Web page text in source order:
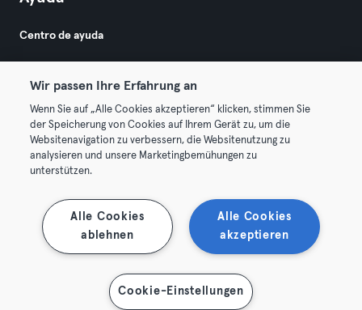
Centro de ayuda
© 2026 Urban Sports Group GmbH. All rights reserved.
Términos y condiciones
Rescindir contratos aquí Desistir de contratos aquí
Wir passen Ihre Erfahrung an
Wenn Sie auf „Alle Cookies akzeptieren“ klicken, stimmen Sie
der Speicherung von Cookies auf Ihrem Gerät zu, um die
Websitenavigation zu verbessern, die Websitenutzung zu
analysieren und unsere Marketingbemühungen zu
unterstützen.
Alle Cookies
akzeptieren
Alle Cookies
ablehnen
Cookie-Einstellungen